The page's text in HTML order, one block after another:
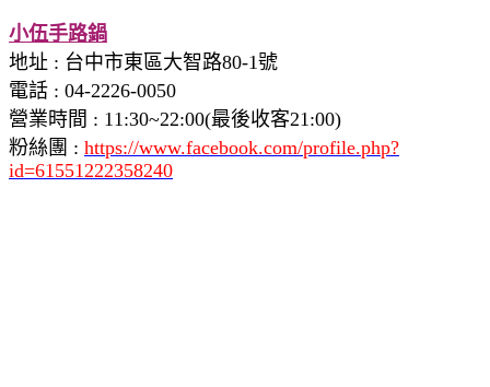
小伍手路鍋
地址 : 台中市東區大智路80-1號
電話 : 04-2226-0050
營業時間 : 11:30~22:00(最後收客21:00)
粉絲團 : https://www.facebook.com/profile.php?
id=61551222358240